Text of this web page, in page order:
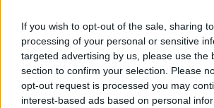
If you wish to opt-out of the sale, sharing
processing of your personal or sensitive
targeted advertising by us, please use the
section to confirm your selection. Please
opt-out request is processed you may
interest-based ads based on personal
Har du ikkje abonnement?
Bli abonnent
Sport